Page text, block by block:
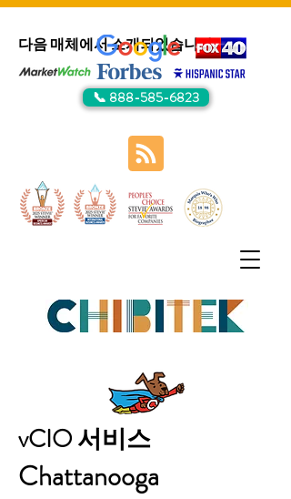
다음 매체에서 소개되었습니다:
📞 888-585-6823
vCIO 서비스
Chattanooga